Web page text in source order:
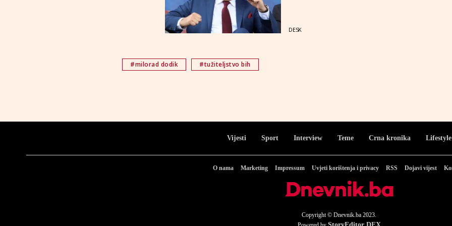
DESK
#milorad dodik #tužiteljstvo bih
Vijesti Sport Interview Teme Crna kronika Lifestyle
O nama Marketing Impressum Uvjeti korištenja i privacy RSS Dojavi vijest
Copyright © Dnevnik.ba 2023.